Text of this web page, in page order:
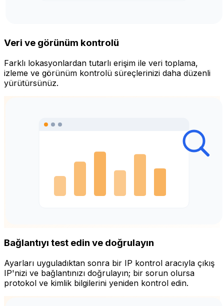
Veri ve görünüm kontrolü
Farklı lokasyonlardan tutarlı erişim ile veri toplama,
izleme ve görünüm kontrolü süreçlerinizi daha düzenli
yürütürsünüz.
Bağlantıyı test edin ve doğrulayın
Ayarları uyguladıktan sonra bir IP kontrol aracıyla çıkış
IP'nizi ve bağlantınızı doğrulayın; bir sorun olursa
protokol ve kimlik bilgilerini yeniden kontrol edin.